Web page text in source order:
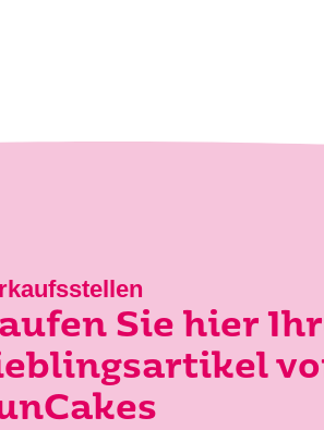
Sie hier